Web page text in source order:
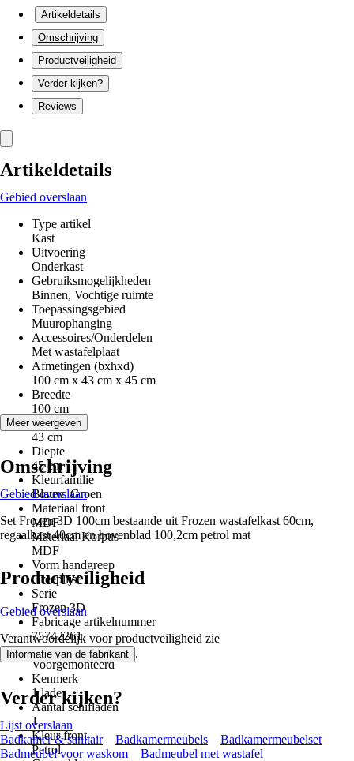
Artikeldetails
Omschrijving
Productveiligheid
Verder kijken?
Reviews
Artikeldetails
Gebied overslaan
Type artikel
Kast
Uitvoering
Onderkast
Gebruiksmogelijkheden
Binnen, Vochtige ruimte
Toepassingsgebied
Muurophanging
Accessoires/Onderdelen
Met wastafelplaat
Afmetingen (bxhxd)
100 cm x 43 cm x 45 cm
Breedte
100 cm
Hoogte
43 cm
Diepte
45 cm
Kleurfamilie
Blauw, Groen
Materiaal front
MDF
Materiaal Korpus
MDF
Vorm handgreep
Greeplijst
Serie
Frozen 3D
Fabricage artikelnummer
75742261
Montagewijze
Voorgemonteerd
Kenmerk
1 lade
Aantal schifladen
1
Kleur front
Petrol
Meer weergeven
Omschrijving
Gebied overslaan
Set Frozen 3D 100cm bestaande uit Frozen wastafelkast 60cm,
regaalkast 40cm en bovenblad 100,2cm petrol mat
Productveiligheid
Gebied overslaan
Verantwoordelijk voor productveiligheid zie
Informatie van de fabrikant .
Verder kijken?
Lijst overslaan
Badkamer & sanitair
Badkamermeubels
Badkamermeubelset
Badmeubel voor waskom
Badmeubel met wastafel